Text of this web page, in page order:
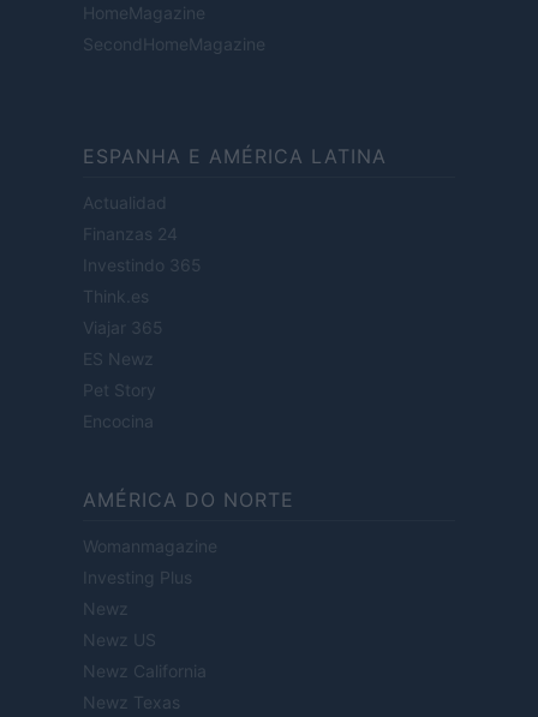
HomeMagazine
SecondHomeMagazine
ESPANHA E AMÉRICA LATINA
Actualidad
Finanzas 24
Investindo 365
Think.es
Viajar 365
ES Newz
Pet Story
Encocina
AMÉRICA DO NORTE
Womanmagazine
Investing Plus
Newz
Newz US
Newz California
Newz Texas